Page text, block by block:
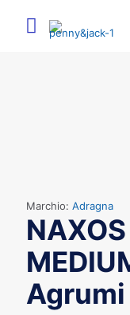
Marchio: Adragna
Agrumi